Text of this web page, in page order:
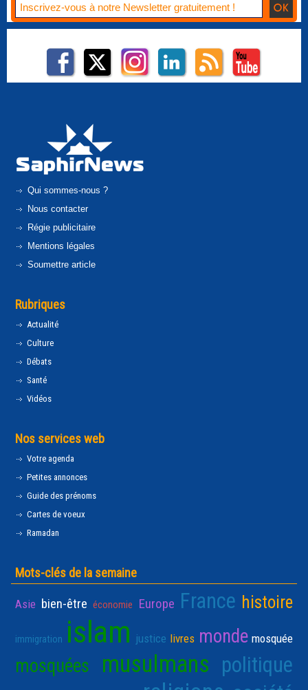
Qui sommes-nous ?
Nous contacter
Régie publicitaire
Mentions légales
Soumettre article
Rubriques
Actualité
Culture
Débats
Santé
Vidéos
Nos services web
Votre agenda
Petites annonces
Guide des prénoms
Cartes de voeux
Ramadan
Mots-clés de la semaine
Asie bien-être économie Europe France histoire
immigration islam justice livres monde mosquée
mosquées musulmans politique